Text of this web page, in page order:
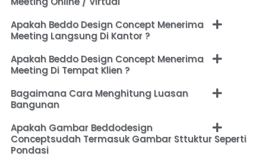
Apakah Beddo Design Concept Menerima
Meeting Langsung Di Kantor ?
Apakah Beddo Design Concept Menerima
Meeting Di Tempat Klien ?
Bagaimana Cara Menghitung Luasan
Bangunan
Apakah Gambar Beddodesign
Conceptsudah Termasuk Gambar Sttuktur Seperti
Pondasi